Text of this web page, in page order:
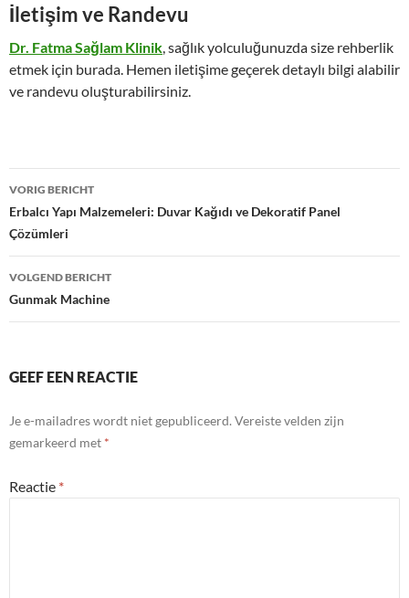
İletişim ve Randevu
Dr. Fatma Sağlam Klinik, sağlık yolculuğunuzda size rehberlik
etmek için burada. Hemen iletişime geçerek detaylı bilgi alabilir
ve randevu oluşturabilirsiniz.
Bericht
navigatie
VORIG BERICHT
Erbalcı Yapı Malzemeleri: Duvar Kağıdı ve Dekoratif Panel
Çözümleri
VOLGEND BERICHT
Gunmak Machine
GEEF EEN REACTIE
Je e-mailadres wordt niet gepubliceerd. Vereiste velden zijn
gemarkeerd met *
Reactie *